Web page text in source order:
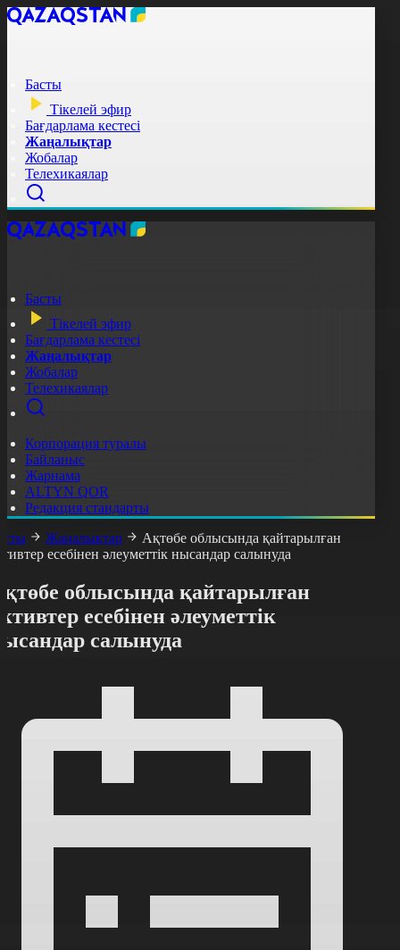
Басты
Тікелей эфир
Бағдарлама кестесі
Жаңалықтар
Жобалар
Телехикаялар
Басты
Тікелей эфир
Бағдарлама кестесі
Жаңалықтар
Жобалар
Телехикаялар
Корпорация туралы
Байланыс
Жарнама
ALTYN QOR
Редакция стандарты
Жаңалықтар
Ақтөбе облысында қайтарылған
есебінен әлеуметтік нысандар салынуда
облысында қайтарылған
есебінен әлеуметтік
салынуда